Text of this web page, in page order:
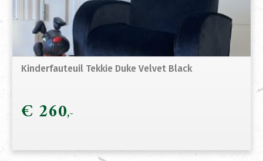
Kinderfauteuil Tekkie Duke Velvet Black
€ 260